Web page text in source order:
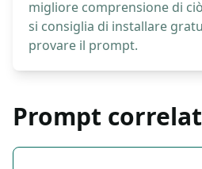
migliore comprensione di
si consiglia di installare
provare il prompt.
Prompt